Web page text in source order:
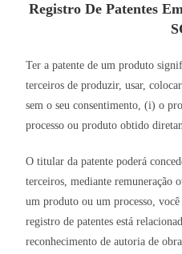
Registro De Patentes
Ter a patente de um produto
terceiros de produzir, usar,
sem o seu consentimento, (i) o
processo ou produto obtido
O titular da patente poderá
terceiros, mediante remuneração
um produto ou um processo,
registro de patentes está
reconhecimento de autoria de